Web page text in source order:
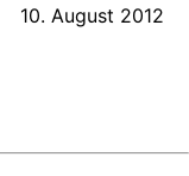
10. August 2012